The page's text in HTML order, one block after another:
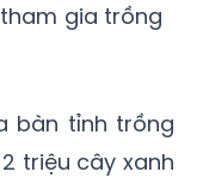
gia trồng
bàn tỉnh trồng
triệu cây xanh